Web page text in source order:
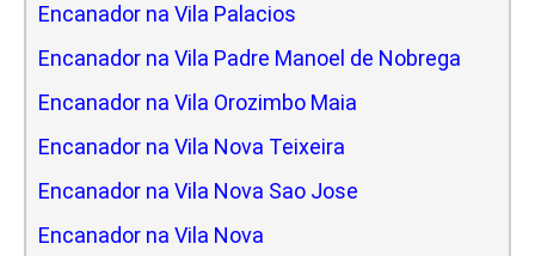
Encanador na Vila Palacios
Encanador na Vila Padre Manoel de Nobrega
Encanador na Vila Orozimbo Maia
Encanador na Vila Nova Teixeira
Encanador na Vila Nova Sao Jose
Encanador na Vila Nova